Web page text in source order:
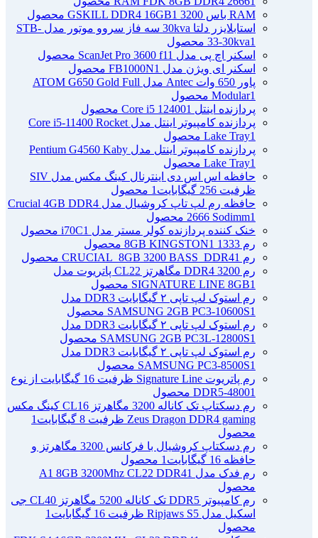
RAM باس 3200 GSKILL DDR4 16GB
1 محصول
استابلایزر دلتا 30kva سه فاز سروو موتور مدل STB-
33-30kva1 محصول
اسکنر اچ پی مدل ScanJet Pro 3600 f1 1 محصول
اسکنر ای ویژن مدل FB1000N 1 محصول
پاور 650 وات Antec مدل ATOM G650 Gold Full
Modular1 محصول
پردازنده اینتل Core i5 12400 1 محصول
پردازنده کامپیوتر اینتل مدل Core i5-11400 Rocket
Lake Tray1 محصول
پردازنده کامپیوتر اینتل مدل Pentium G4560 Kaby
Lake Tray1 محصول
حافظه اس اس دی اینترنال کینگ مکس مدل SIV
ظرفیت 256 گیگابایت
1 محصول
حافظه رم لپ تاپ کروشیال مدل Crucial 4GB DDR4
2666 Sodimm1 محصول
خنک کننده پردازنده کولر مستر مدل i70C 1 محصول
رم 1333 8GB KINGSTON
1 محصول
رم CRUCIAL_8GB 3200 BASS_DDR4 1 محصول
رم DDR4 3200 مگاهرتز CL22 پاتریوت مدل
SIGNATURE LINE 8GB1 محصول
رم استوک لپ تاپی ۲ گیگابایت DDR3 مدل
SAMSUNG 2GB PC3-10600S1 محصول
رم استوک لپ تاپی ۲ گیگابایت DDR3 مدل
SAMSUNG 2GB PC3L-12800S1 محصول
رم استوک لپ تاپی ۲ گیگابایت DDR3 مدل
SAMSUNG PC3-8500S1 محصول
رم پاتریوت Signature Line ظرفیت 16 گیگابایت از نوع
DDR5-48001 محصول
رم دسکتاپ تک کاناله 3200 مگاهرتز CL16 کینگ مکس
Zeus Dragon DDR4 gaming ظرفیت 8 گیگابایت
1
محصول
رم دسکتاپ کروشیال با فرکانس 3200 مگاهرتز و
حافظه 16 گیگابایت
1 محصول
رم فدک مدل A1 8GB 3200Mhz CL22 DDR4 1
محصول
رم کامپیوتر DDR5 تک کاناله 5200 مگاهرتز CL40 جی
اسکیل مدل Ripjaws S5 ظرفیت 16 گیگابایت
1
محصول